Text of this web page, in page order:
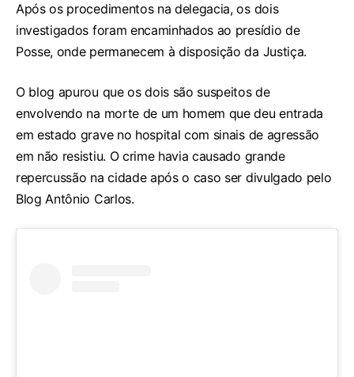
Após os procedimentos na delegacia, os dois
investigados foram encaminhados ao presídio de
Posse, onde permanecem à disposição da Justiça.
O blog apurou que os dois são suspeitos de
envolvendo na morte de um homem que deu entrada
em estado grave no hospital com sinais de agressão
em não resistiu. O crime havia causado grande
repercussão na cidade após o caso ser divulgado pelo
Blog Antônio Carlos.